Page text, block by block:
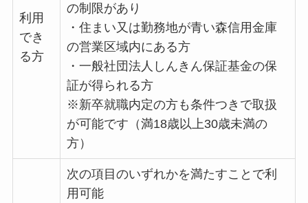
利用
でき
る方
の制限があり
・住まい又は勤務地が青い森信用金庫
の営業区域内にある方
・一般社団法人しんきん保証基金の保
証が得られる方
※新卒就職内定の方も条件つきで取扱
が可能です（満18歳以上30歳未満の
方）
次の項目のいずれかを満たすことで利
用可能